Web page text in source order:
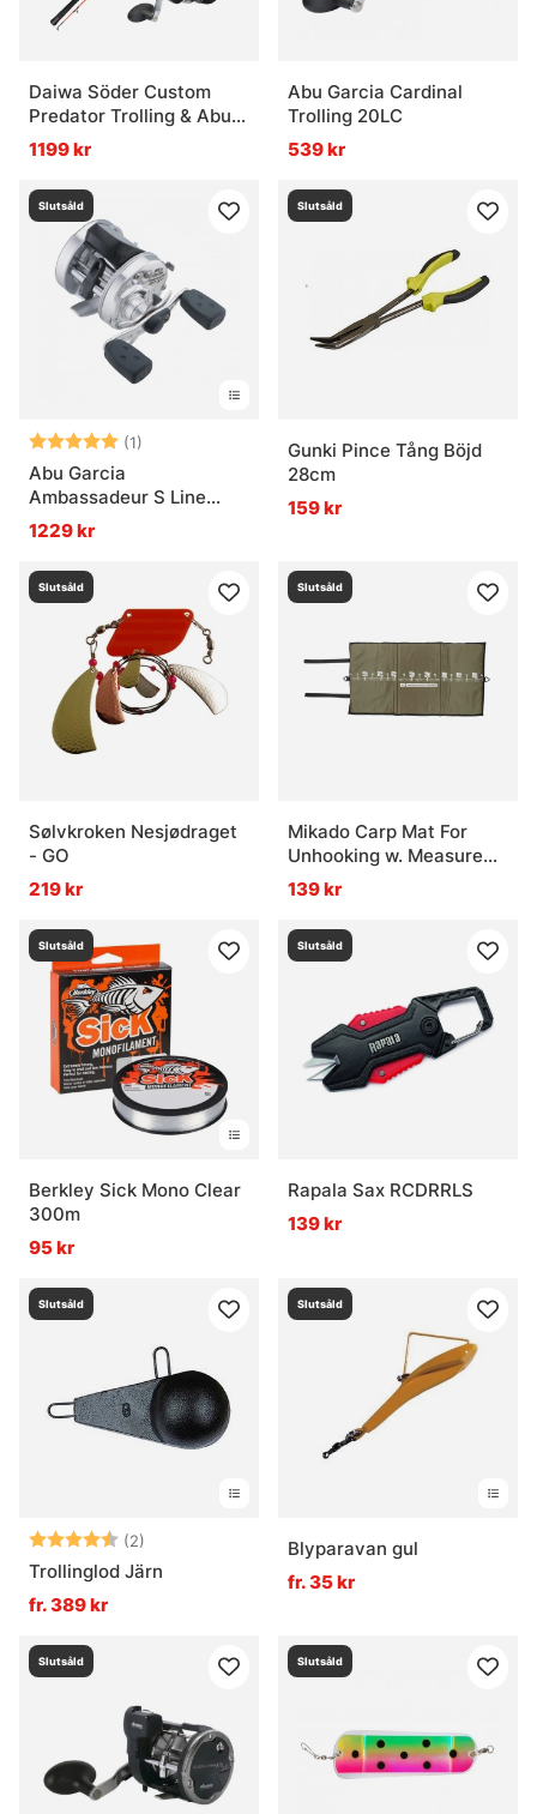
Daiwa Söder Custom
Predator Trolling & Abu
Garcia Cardinal Combo
1199 kr
Abu Garcia Cardinal
Trolling 20LC
539 kr
Slutsåld
Betyg: (1)
5.0 utav 5 stjärnor
Abu Garcia
Ambassadeur S Line
Counter
1229 kr
Slutsåld
Gunki Pince Tång Böjd
28cm
159 kr
Slutsåld
Sølvkroken Nesjødraget
- GO
219 kr
Slutsåld
Mikado Carp Mat For
Unhooking w. Measure
(90x47cm)
139 kr
Slutsåld
Berkley Sick Mono Clear
300m
95 kr
Slutsåld
Rapala Sax RCDRRLS
139 kr
Slutsåld
Betyg: (2)
4.5 utav 5 stjärnor
Trollinglod Järn
fr. 389 kr
Slutsåld
Blyparavan gul
fr. 35 kr
Slutsåld Slutsåld